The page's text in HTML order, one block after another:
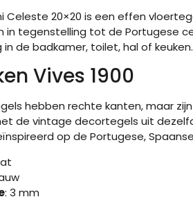
Celeste 20×20 is een effen
in tegenstelling tot de Portugese
de badkamer, toilet, hal of
Vives 1900
hebben rechte kanten, maar
de vintage decortegels uit
op de Portugese,
: 3 mm